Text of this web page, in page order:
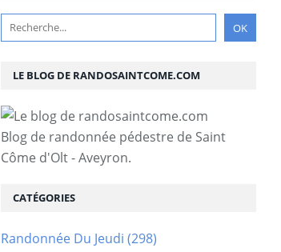
LE BLOG DE RANDOSAINTCOME.COM
Blog de randonnée pédestre de Saint
Côme d'Olt - Aveyron.
CATÉGORIES
Randonnée Du Jeudi (298)